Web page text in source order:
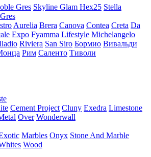
Gres Skyline Glam Hex25 Stella
Aurelia Brera Canova Contea Creta Da
Expo Fyamma Lifestyle Michelangelo
Riviera San Siro Бормио Вивальди
Рим Саленто Тиволи
Cement Project Cluny Exedra Limestone
Over Wonderwall
Marbles Onyx Stone And Marble
Wood